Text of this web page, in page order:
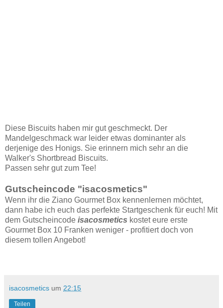
Diese Biscuits haben mir gut geschmeckt. Der
Mandelgeschmack war leider etwas dominanter als
derjenige des Honigs. Sie erinnern mich sehr an die
Walker's Shortbread Biscuits.
Passen sehr gut zum Tee!
Gutscheincode "isacosmetics"
Wenn ihr die Ziano Gourmet Box kennenlernen möchtet,
dann habe ich euch das perfekte Startgeschenk für euch! Mit
dem Gutscheincode isacosmetics kostet eure erste
Gourmet Box 10 Franken weniger - profitiert doch von
diesem tollen Angebot!
isacosmetics um 22:15
Teilen